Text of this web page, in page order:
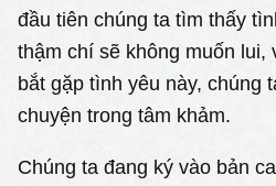
đầu tiên chúng ta tìm thấy
thậm chí sẽ không muốn lui,
bắt gặp tình yêu này, chúng
chuyện trong tâm khảm.
Chúng ta đang ký vào bản